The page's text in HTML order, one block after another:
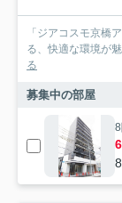
「ジアコスモ京橋
る、快適な環境が
る
募集中の部屋